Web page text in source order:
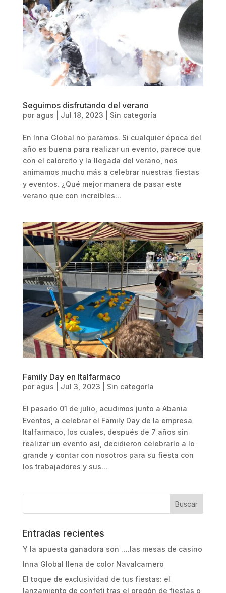
Seguimos disfrutando del verano
por agus Jul 18, 2023 Sin categoría
En Inna Global no paramos. Si cualquier época del
año es buena para realizar un evento, parece que
con el calorcito y la llegada del verano, nos
animamos mucho más a celebrar nuestras fiestas
y eventos. ¿Qué mejor manera de pasar este
verano que con increíbles...
Family Day en Italfarmaco
por agus Jul 3, 2023 Sin categoría
El pasado 01 de julio, acudimos junto a Abania
Eventos, a celebrar el Family Day de la empresa
Italfarmaco, los cuales, después de 7 años sin
realizar un evento así, decidieron celebrarlo a lo
grande y contar con nosotros para su fiesta con
los trabajadores y sus...
Entradas recientes
Y la apuesta ganadora son ….las mesas de casino
Inna Global llena de color Navalcarnero
El toque de exclusividad de tus fiestas: el
lanzamiento de confeti tras el pregón de fiestas o